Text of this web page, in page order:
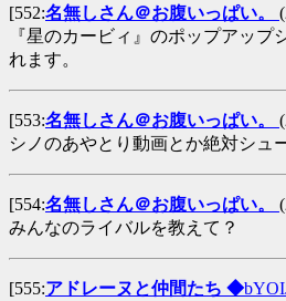
[552:名無しさん＠お腹いっぱい。
『星のカービィ』のポップアッ
れます。
[553:名無しさん＠お腹いっぱい。
シノのあやとり動画とか絶対シュ
[554:名無しさん＠お腹いっぱい。
みんなのライバルを教えて？
[555:アドレーヌと仲間たち ◆